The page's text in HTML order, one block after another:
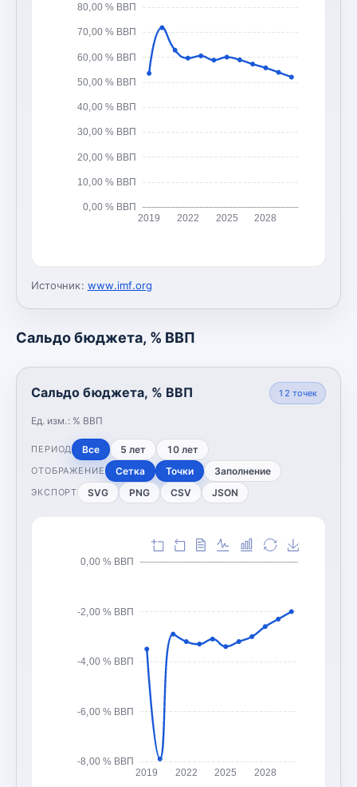
0,00 % ВВП
10,00 % ВВП
20,00 % ВВП
30,00 % ВВП
40,00 % ВВП
50,00 % ВВП
60,00 % ВВП
70,00 % ВВП
80,00 % ВВП
2019 2022 2025 2028
Источник: www.imf.org
Сальдо бюджета, % ВВП
Сальдо бюджета, % ВВП
Ед. изм.: % ВВП
12 точек
ПЕРИОД Все 5 лет 10 лет
ОТОБРАЖЕНИЕ Сетка Точки Заполнение
ЭКСПОРТ SVG PNG CSV JSON
-8,00 % ВВП
-6,00 % ВВП
-4,00 % ВВП
-2,00 % ВВП
0,00 % ВВП
2019 2022 2025 2028